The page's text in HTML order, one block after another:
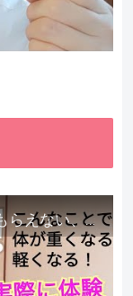
【究極の気付き】病院では教えてもらえない、その長年悩んできた痛み、症状、どうして治らないのか？痛みの正体、実際に今すぐ試して知ってほしい。